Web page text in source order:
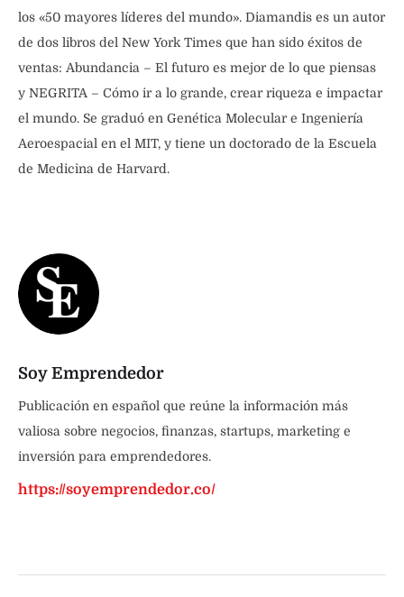
los «50 mayores líderes del mundo». Diamandis es un autor
de dos libros del New York Times que han sido éxitos de
ventas: Abundancia – El futuro es mejor de lo que piensas
y NEGRITA – Cómo ir a lo grande, crear riqueza e impactar
el mundo. Se graduó en Genética Molecular e Ingeniería
Aeroespacial en el MIT, y tiene un doctorado de la Escuela
de Medicina de Harvard.
Soy Emprendedor
Publicación en español que reúne la información más
valiosa sobre negocios, finanzas, startups, marketing e
inversión para emprendedores.
https://soyemprendedor.co/